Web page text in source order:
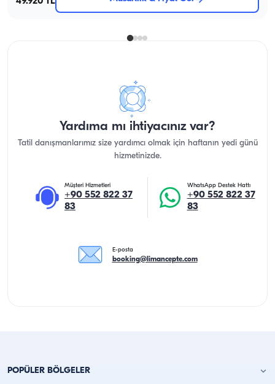
Yardıma mı ihtiyacınız var?
Tatil danışmanlarımız size yardımcı olmak için haftanın yedi günü
hizmetinizde.
Müşteri Hizmetleri
+90 552 822 37
83
WhatsApp Destek Hattı
+90 552 822 37
83
E-posta
booking@limancepte.com
POPÜLER BÖLGELER